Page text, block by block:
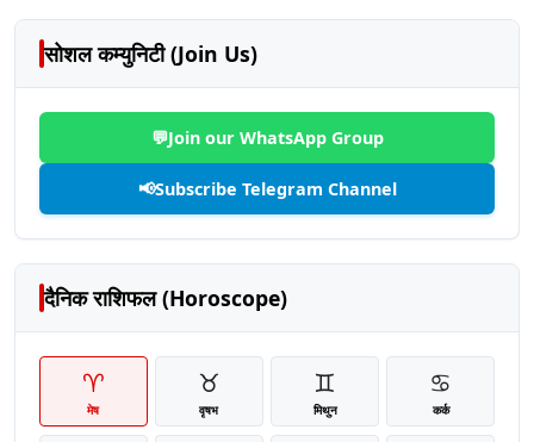
सोशल कम्युनिटी (Join Us)
💬Join our WhatsApp Group
📢Subscribe Telegram Channel
दैनिक राशिफल (Horoscope)
♈
मेष
♉
वृषभ
♊
मिथुन
♋
कर्क